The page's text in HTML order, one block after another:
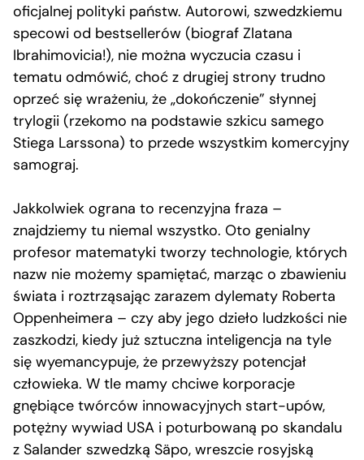
oficjalnej polityki państw. Autorowi, szwedzkiemu
specowi od bestsellerów (biograf Zlatana
Ibrahimovicia!), nie można wyczucia czasu i
tematu odmówić, choć z drugiej strony trudno
oprzeć się wrażeniu, że „dokończenie” słynnej
trylogii (rzekomo na podstawie szkicu samego
Stiega Larssona) to przede wszystkim komercyjny
samograj.
Jakkolwiek ograna to recenzyjna fraza –
znajdziemy tu niemal wszystko. Oto genialny
profesor matematyki tworzy technologie, których
nazw nie możemy spamiętać, marząc o zbawieniu
świata i roztrząsając zarazem dylematy Roberta
Oppenheimera – czy aby jego dzieło ludzkości nie
zaszkodzi, kiedy już sztuczna inteligencja na tyle
się wyemancypuje, że przewyższy potencjał
człowieka. W tle mamy chciwe korporacje
gnębiące twórców innowacyjnych start-upów,
potężny wywiad USA i poturbowaną po skandalu
z Salander szwedzką Säpo, wreszcie rosyjską